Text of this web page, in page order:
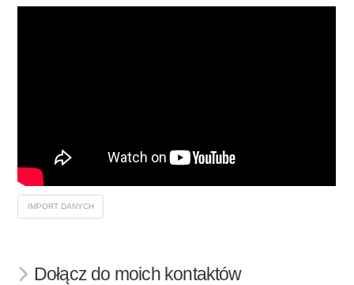
IMPORT DANYCH
Dołącz do moich kontaktów